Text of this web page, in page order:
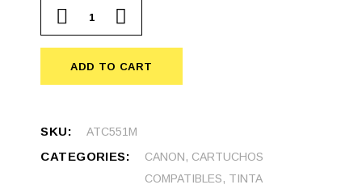
Cartucho compatible Canon 551 Magenta quantity
ADD TO CART
SKU: ATC551M
CATEGORIES: CANON, CARTUCHOS
COMPATIBLES, TINTA